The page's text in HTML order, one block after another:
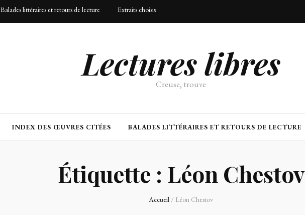
Balades littéraires et retours de lecture Extraits choisis
Lectures libres
Creuse, trouve
INDEX DES ŒUVRES CITÉES BALADES LITTÉRAIRES ET RETOURS DE LECTURE
Étiquette : Léon Chestov
Accueil / Léon Chestov